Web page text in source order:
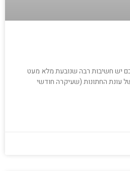
יש חשיבות רבה שנובעת מלא מעט
עונת החתונות (שעיקרה חודשי